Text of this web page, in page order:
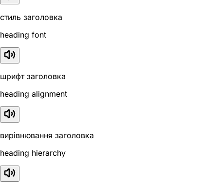
стиль заголовка
heading font
шрифт заголовка
heading alignment
вирівнювання заголовка
heading hierarchy